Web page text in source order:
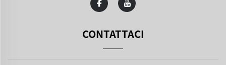
CONTATTACI